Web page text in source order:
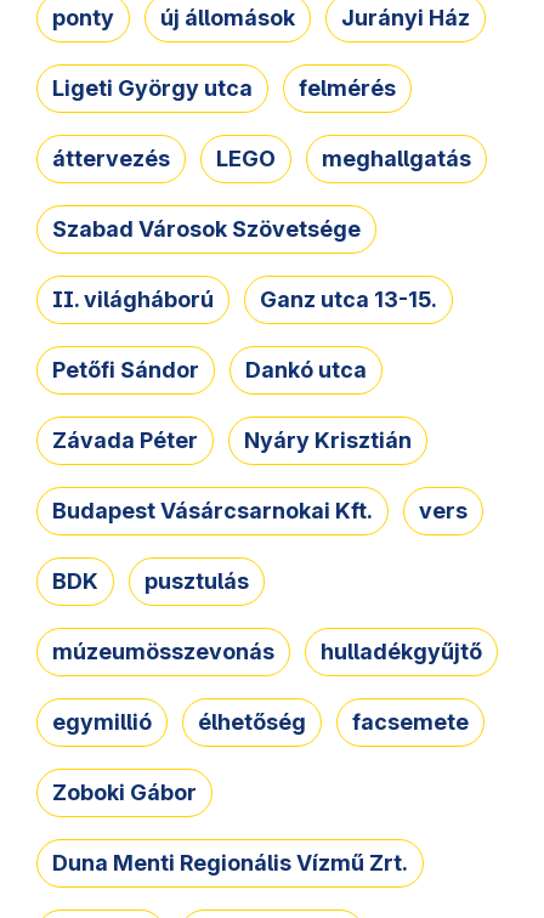
ponty új állomások Jurányi Ház
Ligeti György utca felmérés
áttervezés LEGO meghallgatás
Szabad Városok Szövetsége
II. világháború Ganz utca 13-15.
Petőfi Sándor Dankó utca
Závada Péter Nyáry Krisztián
Budapest Vásárcsarnokai Kft. vers
BDK pusztulás
múzeumösszevonás hulladékgyűjtő
egymillió élhetőség facsemete
Zoboki Gábor
Duna Menti Regionális Vízmű Zrt.